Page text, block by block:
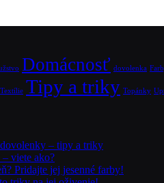
Domácnosť dovolenka
Textílie Tipy a triky Topánky
– tipy a triky
viete ako?
Pridajte jej jesenné farby!